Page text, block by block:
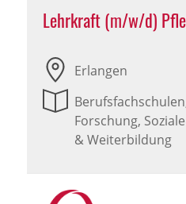
Lehrkraft (m/w/d)
Erlangen
Forschung,
& Weiterbildung